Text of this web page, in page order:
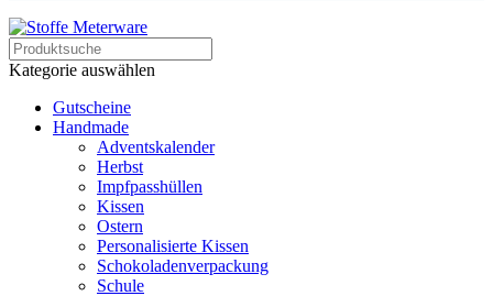
Kategorie auswählen
Gutscheine
Handmade
Adventskalender
Herbst
Impfpasshüllen
Kissen
Ostern
Personalisierte Kissen
Schokoladenverpackung
Schule